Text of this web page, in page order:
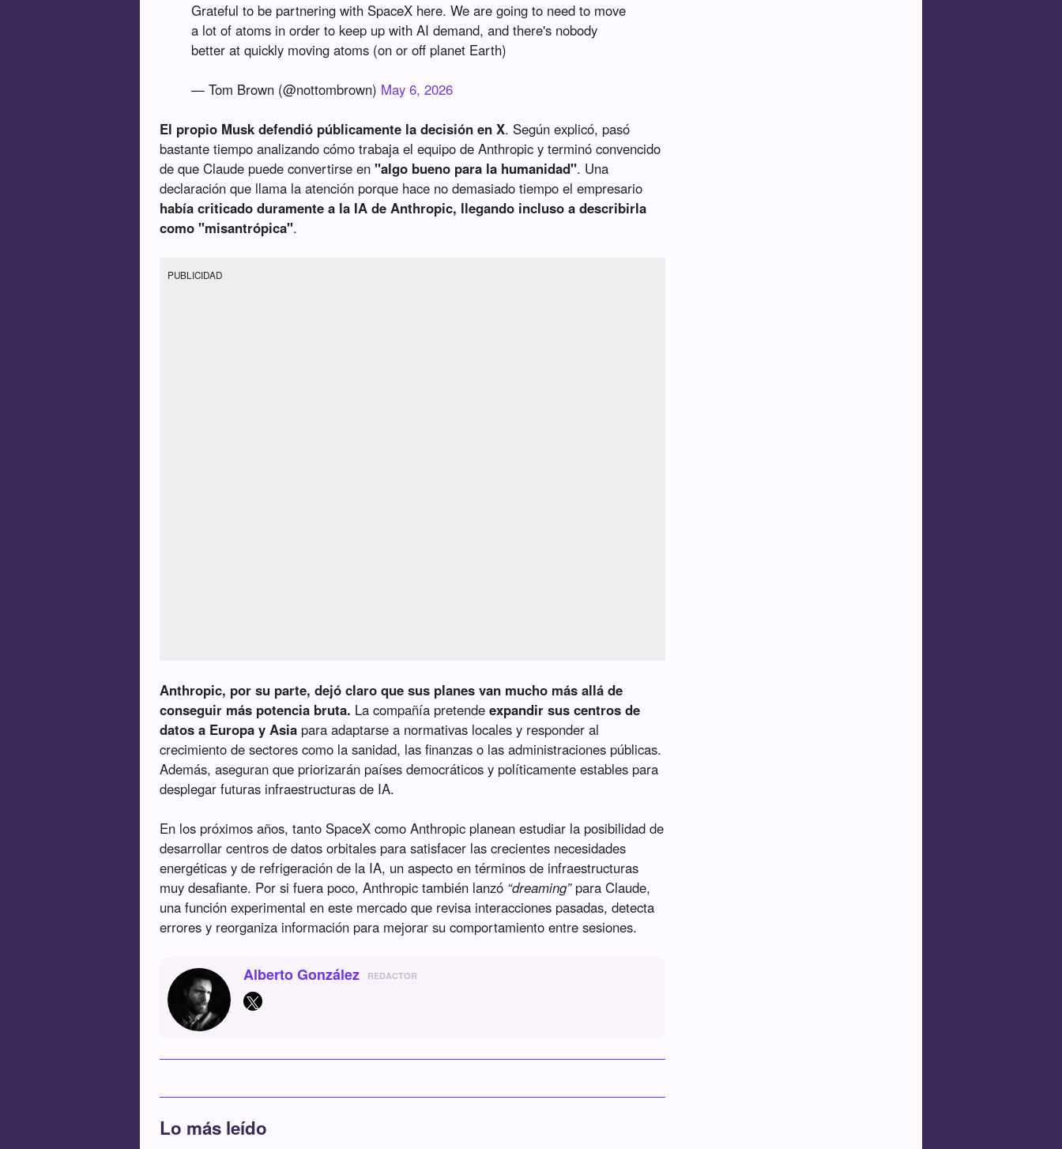
Grateful to be partnering with SpaceX here. We are going to need to move
a lot of atoms in order to keep up with AI demand, and there's nobody
better at quickly moving atoms (on or off planet Earth)
— Tom Brown (@nottombrown) May 6, 2026
El propio Musk defendió públicamente la decisión en X. Según explicó, pasó
bastante tiempo analizando cómo trabaja el equipo de Anthropic y terminó convencido
de que Claude puede convertirse en"algo bueno para la humanidad". Una
declaración que llama la atención porque hace no demasiado tiempo el empresario
había criticado duramente a la IA de Anthropic, llegando incluso a describirla
como "misantrópica".
PUBLICIDAD
Anthropic, por su parte, dejó claro que sus planes van mucho más allá de
conseguir más potencia bruta. La compañía pretendeexpandir sus centros de
datos a Europa y Asia para adaptarse a normativas locales y responder al
crecimiento de sectores como la sanidad, las finanzas o las administraciones públicas.
Además, aseguran que priorizarán países democráticos y políticamente estables para
desplegar futuras infraestructuras de IA.
En los próximos años, tanto SpaceX como Anthropic planean estudiar la posibilidad de
desarrollar centros de datos orbitales para satisfacer las crecientes necesidades
energéticas y de refrigeración de la IA, un aspecto en términos de infraestructuras
muy desafiante. Por si fuera poco, Anthropic también lanzó “dreaming”para Claude,
una función experimental en este mercado que revisa interacciones pasadas, detecta
errores y reorganiza información para mejorar su comportamiento entre sesiones.
Alberto González REDACTOR
Lo más leído